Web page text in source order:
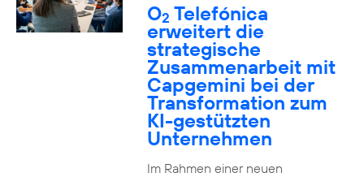
O2 Telefónica
erweitert die
strategische
Zusammenarbeit mit
Capgemini bei der
Transformation zum
KI-gestützten
Unternehmen
Im Rahmen einer neuen